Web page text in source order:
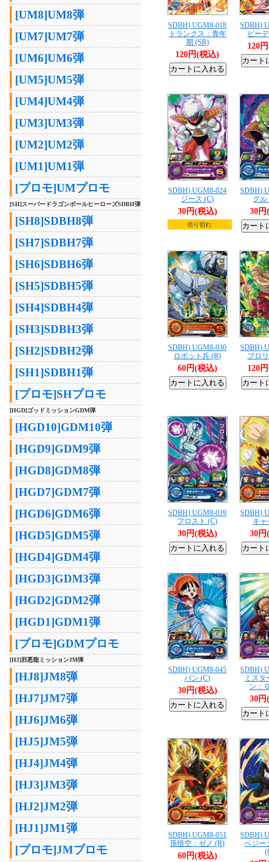
[UM8]UM8弾
[UM7]UM7弾
[UM6]UM6弾
[UM5]UM5弾
[UM4]UM4弾
[UM3]UM3弾
[UM2]UM2弾
[UM1]UM1弾
[プロモ]UMプロモ
[SH]スーパードラゴンボールヒーローズSDBH弾
[SH8]SDBH8弾
[SH7]SDBH7弾
[SH6]SDBH6弾
[SH5]SDBH5弾
[SH4]SDBH4弾
[SH3]SDBH3弾
[SH2]SDBH2弾
[SH1]SDBH1弾
[プロモ]SHプロモ
[HGD]ゴッドミッションGDM弾
[HGD10]GDM10弾
[HGD9]GDM9弾
[HGD8]GDM8弾
[HGD7]GDM7弾
[HGD6]GDM6弾
[HGD5]GDM5弾
[HGD4]GDM4弾
[HGD3]GDM3弾
[HGD2]GDM2弾
[HGD1]GDM1弾
[プロモ]GDMプロモ
[HJ]邪悪龍ミッションJM弾
[HJ8]JM8弾
[HJ7]JM7弾
[HJ6]JM6弾
[HJ5]JM5弾
[HJ4]JM4弾
[HJ3]JM3弾
[HJ2]JM2弾
[HJ1]JM1弾
[プロモ]JMプロモ
SDBH) UGM8-018
トランクス：青年
期 (SR)
120円(税込)
SDBH)
ビー
120
SDBH) UGM8-024
ジース (C)
30円(税込)
売り切れ
SDBH)
グル
30円
SDBH) UGM8-030
ロボット兵 (R)
60円(税込)
SDBH)
ブロ
120
SDBH) UGM8-039
フロスト (C)
30円(税込)
SDBH)
キャ
30円
SDBH) UGM8-045
パン (C)
30円(税込)
SDBH)
ミスタ
ン：
30円
SDBH) UGM8-051
孫悟空：ゼノ (R)
60円(税込)
SDBH)
ベジー